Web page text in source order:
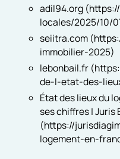
adil94.org
locales/2025/10/
seiitra.com
immobilier-2025)
lebonbail.fr
de-l-etat-des-
État des lieux du
ses chiffres | Juris
(https://
logement-en-